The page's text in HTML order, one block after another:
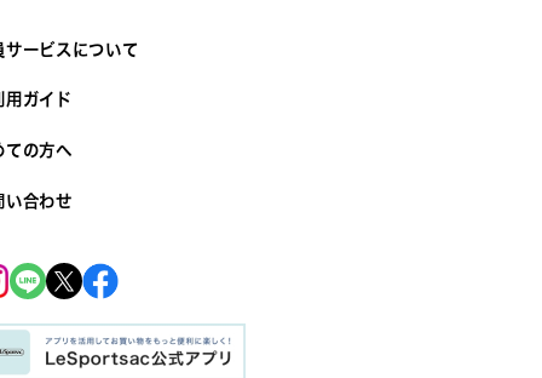
サービスについて
用ガイド
ての方へ
い合わせ